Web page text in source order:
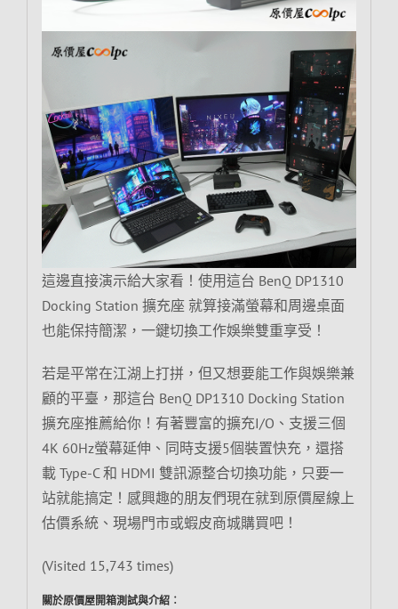
這邊直接演示給大家看！使用這台 BenQ DP1310
Docking Station 擴充座 就算接滿螢幕和周邊桌面
也能保持簡潔，一鍵切換工作娛樂雙重享受！
若是平常在江湖上打拼，但又想要能工作與娛樂兼
顧的平臺，那這台 BenQ DP1310 Docking Station
擴充座推薦給你！有著豐富的擴充I/O、支援三個
4K 60Hz螢幕延伸、同時支援5個裝置快充，還搭
載 Type-C 和 HDMI 雙訊源整合切換功能，只要一
站就能搞定！感興趣的朋友們現在就到原價屋線上
估價系統、現場門市或蝦皮商城購買吧！
(Visited 15,743 times)
關於原價屋開箱測試與介紹︰